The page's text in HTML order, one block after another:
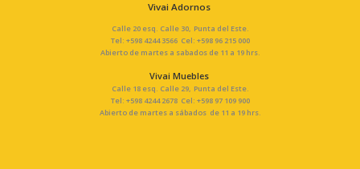
Vivai Adornos
Calle 20 esq. Calle 30, Punta del Este.
Tel: +598 4244 3566 Cel: +598 96 215 000
Abierto de martes a sabados de 11 a 19 hrs.
Vivai Muebles
Calle 18 esq. Calle 29, Punta del Este.
Tel: +598 4244 2678 Cel: +598 97 109 900
Abierto de martes a sábados de 11 a 19 hrs.